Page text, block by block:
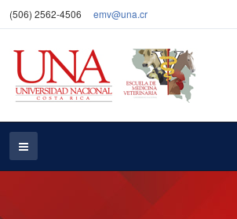
(506) 2562-4506 emv@una.cr